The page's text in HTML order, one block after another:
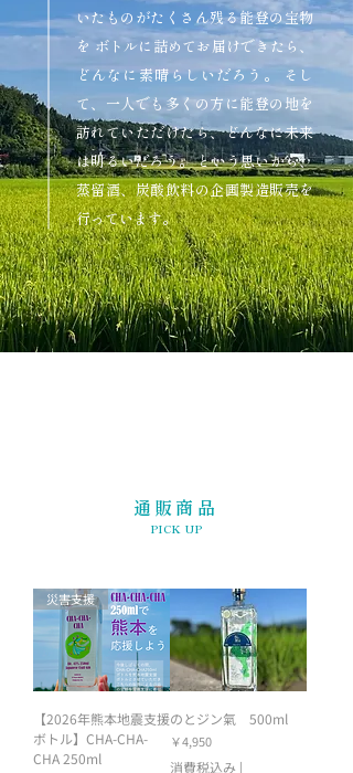
いたものがたくさん残る能登の宝物
を ボトルに詰めてお届けできたら、
どんなに素晴らしいだろう。 そし
て、一人でも多くの方に能登の地を
訪れていただけたら、どんなに未来
は明るいだろう。 という思いから、
蒸留酒、炭酸飲料の企画製造販売を
行っています。
通販商品
PICK UP
災害支援
【2026年熊本地震支援
ボトル】CHA-CHA-
CHA 250ml
のとジン氣 500ml
価格
￥4,950
消費税込み |